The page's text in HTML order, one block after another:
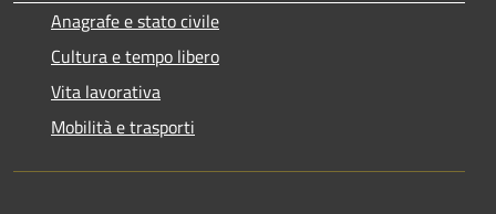
Anagrafe e stato civile
Cultura e tempo libero
Vita lavorativa
Mobilità e trasporti